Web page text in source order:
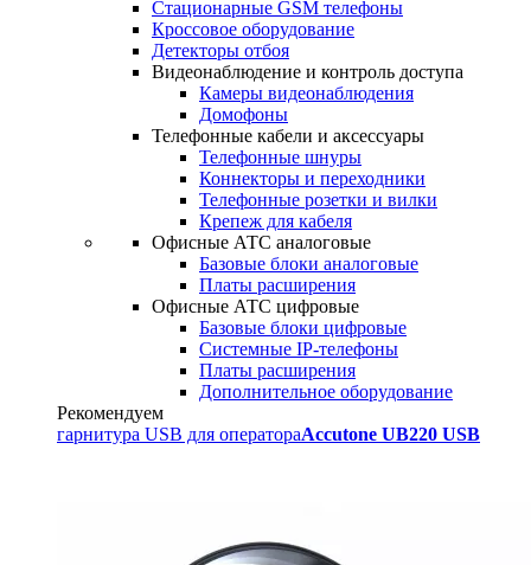
Стационарные GSM телефоны
Кроссовое оборудование
Детекторы отбоя
Видеонаблюдение и контроль доступа
Камеры видеонаблюдения
Домофоны
Телефонные кабели и аксессуары
Телефонные шнуры
Коннекторы и переходники
Телефонные розетки и вилки
Крепеж для кабеля
Офисные АТС аналоговые
Базовые блоки аналоговые
Платы расширения
Офисные АТС цифровые
Базовые блоки цифровые
Системные IP-телефоны
Платы расширения
Дополнительное оборудование
Рекомендуем
гарнитура USB для оператораAccutone UB220 USB